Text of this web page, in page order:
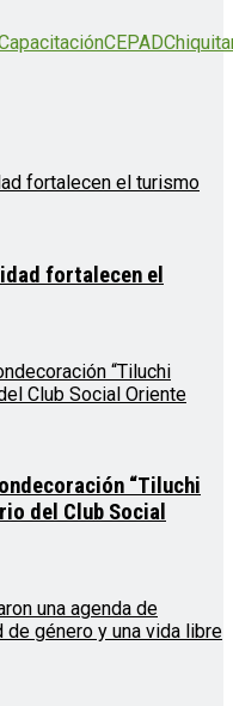
CEPAD
fortalecen el
“Tiluchi
del Club Social